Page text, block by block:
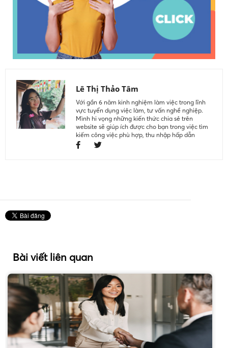
Lê Thị Thảo Tâm
Với gần 6 năm kinh nghiệm làm việc trong lĩnh
vực tuyển dụng việc làm, tư vấn nghề nghiệp.
Mình hi vọng những kiến thức chia sẻ trên
website sẽ giúp ích được cho bạn trong việc tìm
kiếm công việc phù hợp, thu nhập hấp dẫn
Bài viết liên quan